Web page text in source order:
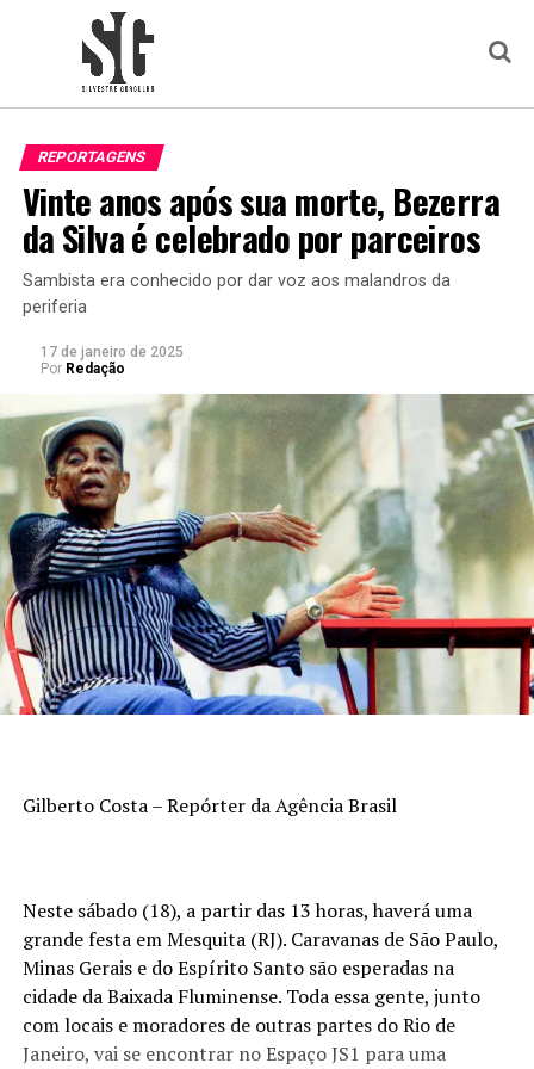
REPORTAGENS
Vinte anos após sua morte, Bezerra
da Silva é celebrado por parceiros
Sambista era conhecido por dar voz aos malandros da
periferia
17 de janeiro de 2025
Por Redação
Gilberto Costa – Repórter da Agência Brasil
Neste sábado (18), a partir das 13 horas, haverá uma
grande festa em Mesquita (RJ). Caravanas de São Paulo,
Minas Gerais e do Espírito Santo são esperadas na
cidade da Baixada Fluminense. Toda essa gente, junto
com locais e moradores de outras partes do Rio de
Janeiro, vai se encontrar no Espaço JS1 para uma